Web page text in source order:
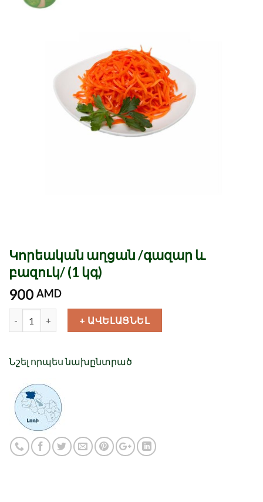
Կորեական աղցան /գազար և
բազուկ/ (1 կգ)
900 AMD
+ ԱՎԵԼԱՑՆԵԼ
Նշել որպես նախընտրած